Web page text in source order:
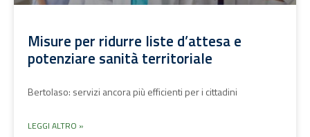
Misure per ridurre liste d’attesa e
potenziare sanità territoriale
Bertolaso: servizi ancora più efficienti per i cittadini
LEGGI ALTRO »